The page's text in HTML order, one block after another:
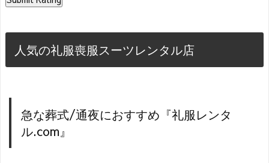
人気の礼服喪服スーツレンタル店
急な葬式/通夜におすすめ『礼服レンタ
ル.com』